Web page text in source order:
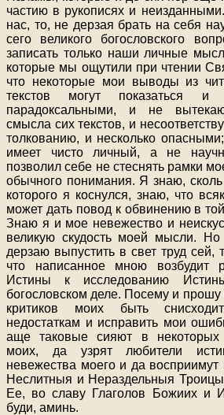
частию в рукописях и
нас, то, не дерзая брать на себя
сего великого богословского
записать только наши личные
которые мы ощутили при чтении
что некоторые мои выводы из
текстов могут показаться
парадоксальными, и не
смысла сих текстов, и
толкованию, и несколько
имеет чисто личный, а не
позволил себе не стеснять рамки
обычного понимания. Я знаю, сколь
которого я коснулся, знаю, что
может дать повод к обвинению в
Знаю я и мое невежество и
великую скудость моей мысли.
дерзаю выпустить в свет труд сей,
что написанное мною возбудит
Истины к исследованию
богословском деле. Посему и прошу
критиков моих быть
недостаткам и исправить мои
аще таковые сияют в некоторых
моих, да узрят любители
невежества моего и да
Неслитныя и Нераздельныя
Ее, во славу Глаголов Божиих и
буди, аминь.